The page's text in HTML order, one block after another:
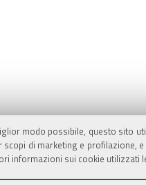
modo possibile, questo sito
scopi di marketing e
informazioni sui cookie utilizzati